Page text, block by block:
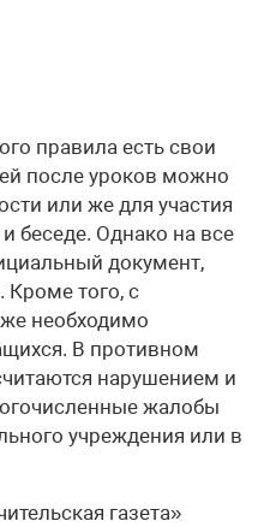
правила есть свои
после уроков можно
или же для участия
беседе. Однако на все
документ,
того, с
необходимо
В противном
нарушением и
жалобы
учреждения или в
газета»